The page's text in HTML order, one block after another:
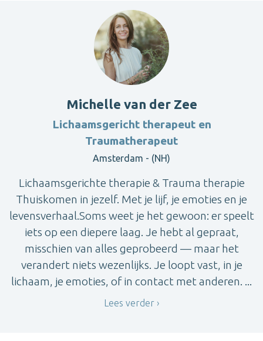
Michelle van der Zee
Lichaamsgericht therapeut en
Traumatherapeut
Amsterdam - (NH)
Lichaamsgerichte therapie & Trauma therapie
Thuiskomen in jezelf. Met je lijf, je emoties en je
levensverhaal.Soms weet je het gewoon: er speelt
iets op een diepere laag. Je hebt al gepraat,
misschien van alles geprobeerd — maar het
verandert niets wezenlijks. Je loopt vast, in je
lichaam, je emoties, of in contact met anderen. ...
Lees verder